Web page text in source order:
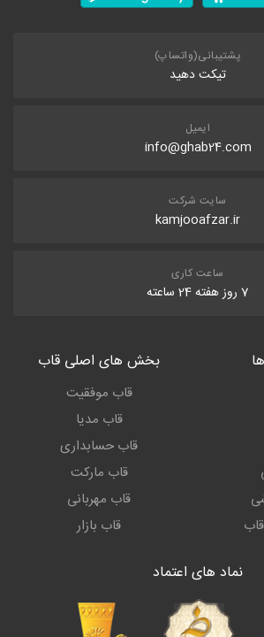
پشتیبانی(واتساپ)
تیکت دهید
ایمیل
info@ghab24.com
سایت شرکت
kamjooafzar.ir
ساعت کاری
7 روز هفته 24 ساعته
بخش های اصلی قاب
قاب موفقیت
قاب مدیا
قاب حسابداری
قاب مارکت
قاب مهربانی
قاب بازار
نماد های اعتماد